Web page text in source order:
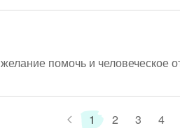
помочь и человеческое
1 2 3
4